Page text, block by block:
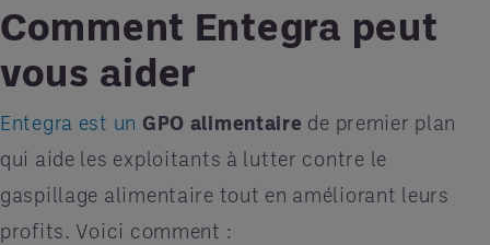
Comment Entegra peut
vous aider
Entegra est un GPO alimentaire de premier plan
qui aide les exploitants à lutter contre le
gaspillage alimentaire tout en améliorant leurs
profits. Voici comment :